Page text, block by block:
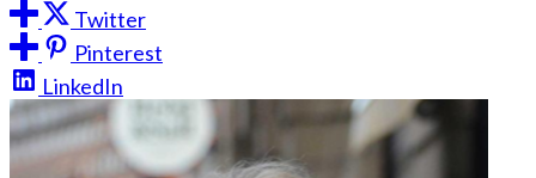
Twitter
Pinterest
LinkedIn